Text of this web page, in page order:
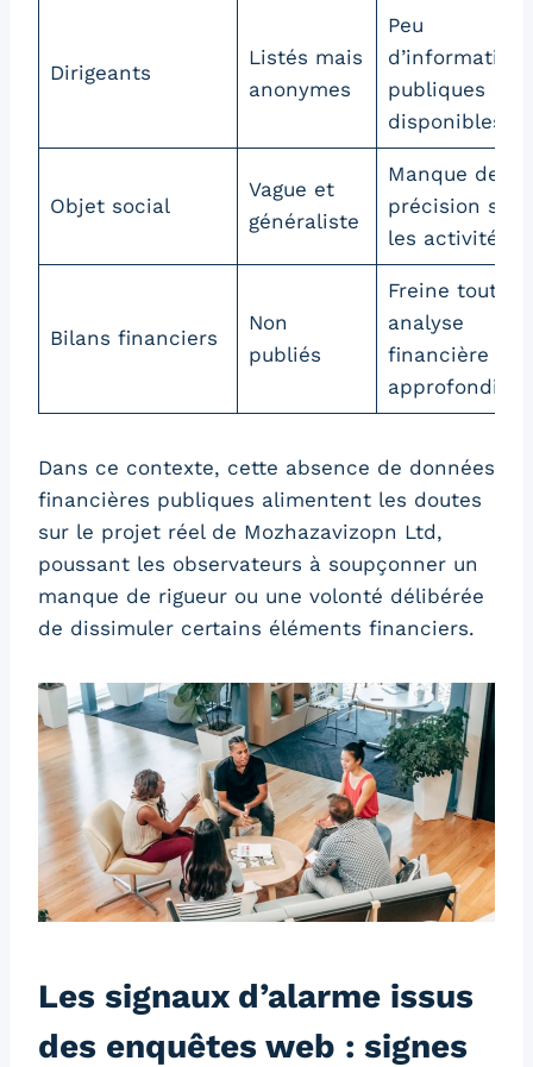
Dirigeants
Listés mais
anonymes
Peu
d’informations
publiques
disponibles
Objet social
Vague et
généraliste
Manque de
précision sur
les activités
Bilans financiers
Non
publiés
Freine toute
analyse
financière
approfondie
Dans ce contexte, cette absence de données
financières publiques alimentent les doutes
sur le projet réel de Mozhazavizopn Ltd,
poussant les observateurs à soupçonner un
manque de rigueur ou une volonté délibérée
de dissimuler certains éléments financiers.
Les signaux d’alarme issus
des enquêtes web : signes